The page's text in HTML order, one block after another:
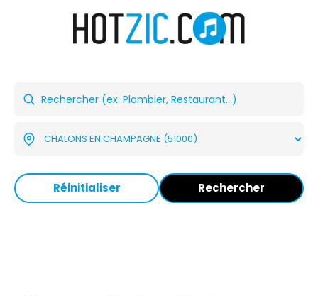
Réinitialiser Rechercher